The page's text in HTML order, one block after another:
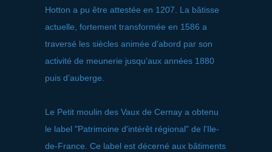
Hotton a pu être attestée en 1207. La bâtisse
actuelle, fortement transformée en 1586 a
traversé les siècles animée d’abord par son
activité de meunerie jusqu’aux années 1880
puis d’auberge.
Le Petit moulin des Vaux de Cernay a obtenu
le label "Patrimoine d'intérêt régional" de l'Ile-
de-France. Ce label est décerné aux bâtiments